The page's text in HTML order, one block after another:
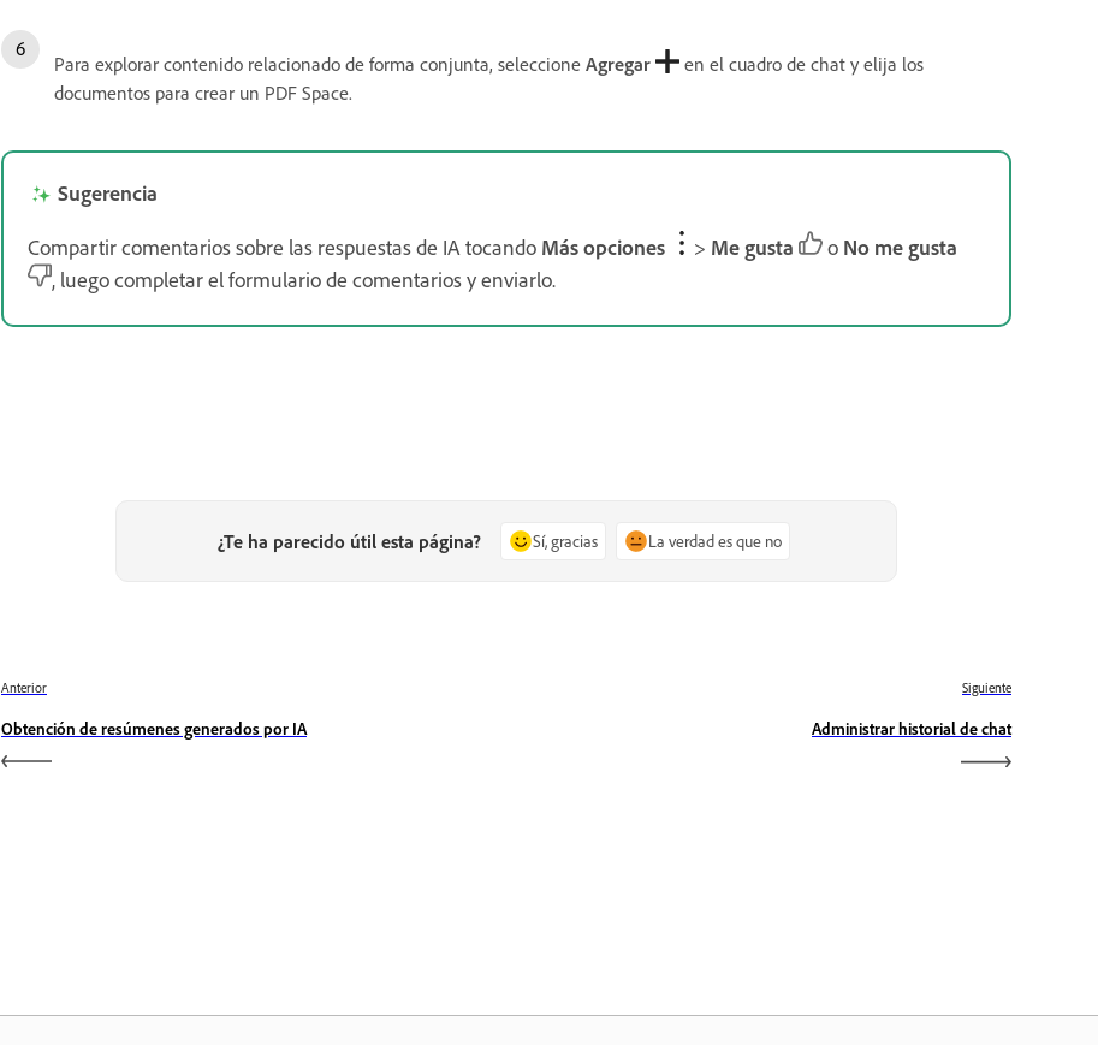
Para explorar contenido relacionado de forma conjunta, seleccione Agregar
en el cuadro de chat y elija los
documentos para crear un PDF Space.
Sugerencia
Compartir comentarios sobre las respuestas de IA tocando Más opciones > Me gusta o No me gusta
, luego completar el formulario de comentarios y enviarlo.
¿Te ha parecido útil esta página? Sí, gracias La verdad es que no
Anterior
Obtención de resúmenes generados por IA
Siguiente
Administrar historial de chat